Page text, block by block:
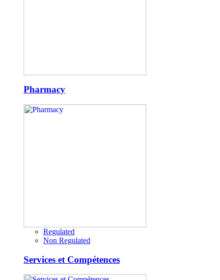
Pharmacy
Regulated
Non Regulated
Services et Compétences